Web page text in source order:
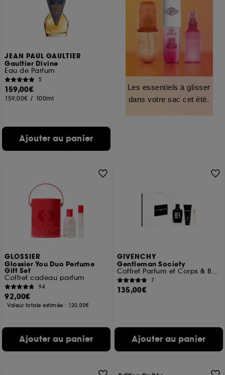
JEAN PAUL GAULTIER
Gaultier Divine
Eau de Parfum
5
159,00€
159,00€ / 100ml
Ajouter au panier
Les essentiels à glisser
dans votre sac cet été.
GLOSSIER
Glossier You Duo Perfume
Gift Set
Coffret cadeau parfum
94
92,00€
Valeur totale estimée : 120,00€
Ajouter au panier
GIVENCHY
Gentleman Society
Coffret Parfum et Corps & Bain
7
135,00€
Ajouter au panier